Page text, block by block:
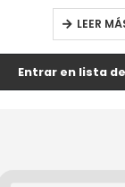
LEER
Entrar en lista